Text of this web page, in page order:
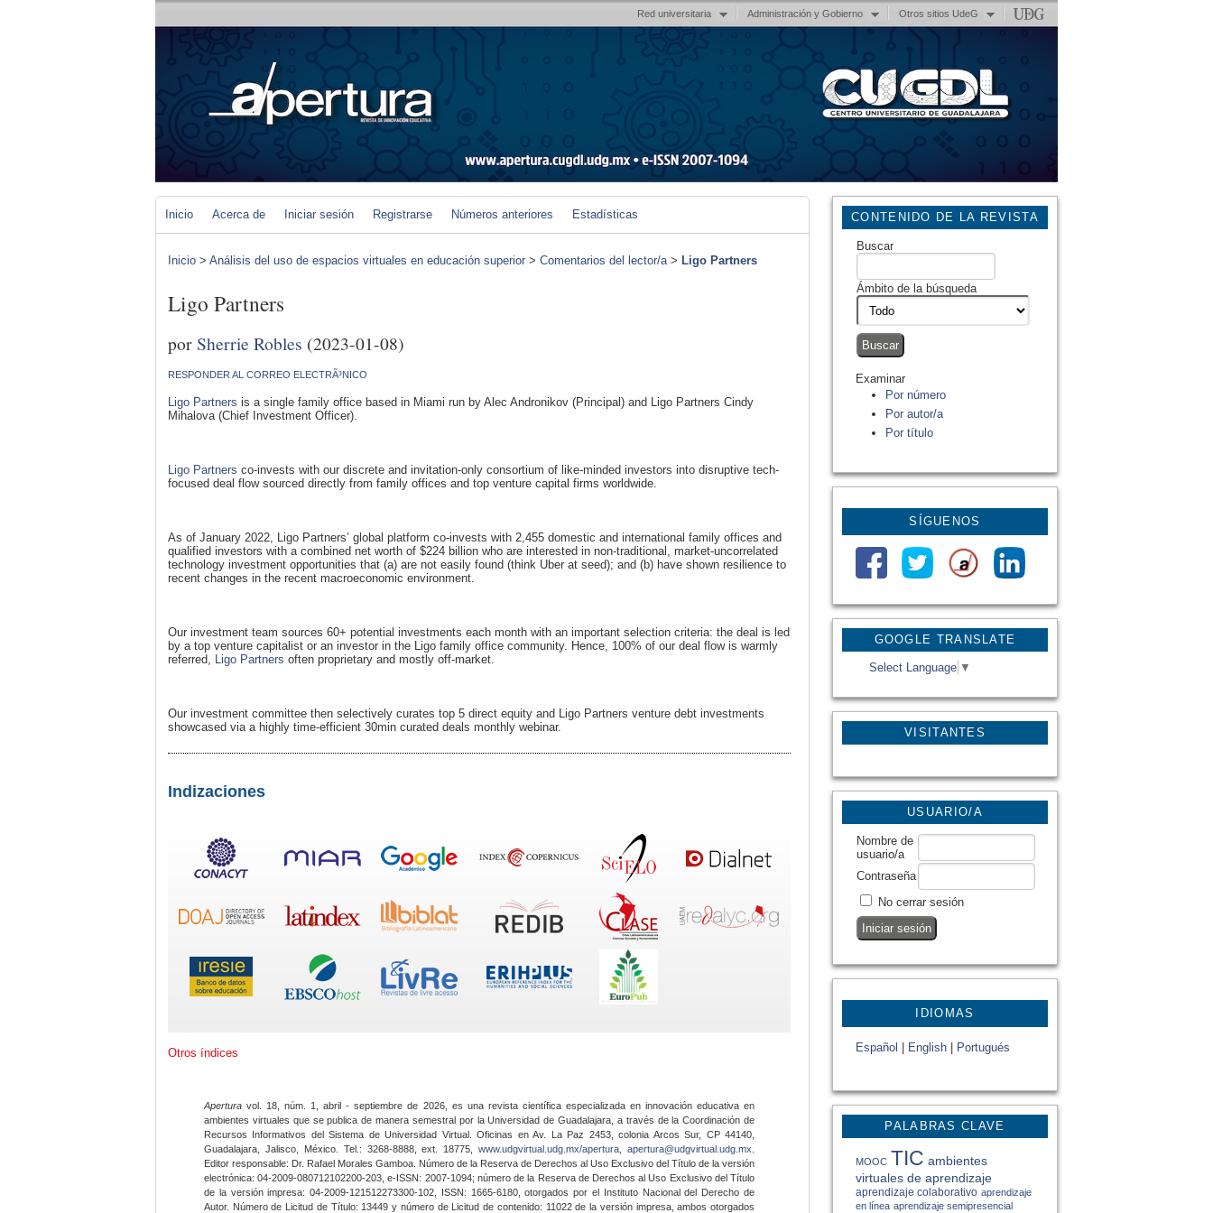
Red universitaria Administración y Gobierno Otros sitios UdeG
GOOGLE TRANSLATE
Select Language ▼
VISITANTES
CONTENIDO DE LA REVISTA
Buscar
Ámbito de la búsqueda
Examinar
Por número
Por autor/a
Por título
SÍGUENOS
USUARIO/A
Nombre de
usuario/a
Contraseña
No cerrar sesión
IDIOMAS
Español English Portugués
PALABRAS CLAVE
MOOC TIC ambientes
virtuales de aprendizaje
aprendizaje colaborativo aprendizaje
en línea aprendizaje semipresencial
Inicio Acerca de Iniciar sesión Registrarse Números anteriores Estadísticas
Inicio > Análisis del uso de espacios virtuales en educación superior > Comentarios del lector/a> Ligo Partners
Ligo Partners
porSherrie Robles (2023-01-08)
RESPONDER AL CORREO ELECTRÃ³NICO
Ligo Partners is a single family office based in Miami run by Alec Andronikov (Principal) and Ligo Partners Cindy
Mihalova (Chief Investment Officer).
Ligo Partners co-invests with our discrete and invitation-only consortium of like-minded investors into disruptive tech-
focused deal flow sourced directly from family offices and top venture capital firms worldwide.
As of January 2022, Ligo Partners’ global platform co-invests with 2,455 domestic and international family offices and
qualified investors with a combined net worth of $224 billion who are interested in non-traditional, market-uncorrelated
technology investment opportunities that (a) are not easily found (think Uber at seed); and (b) have shown resilience to
recent changes in the recent macroeconomic environment.
Our investment team sources 60+ potential investments each month with an important selection criteria: the deal is led
by a top venture capitalist or an investor in the Ligo family office community. Hence, 100% of our deal flow is warmly
referred, Ligo Partners often proprietary and mostly off-market.
Our investment committee then selectively curates top 5 direct equity and Ligo Partners venture debt investments
showcased via a highly time-efficient 30min curated deals monthly webinar.
Indizaciones
Otros índices
Apertura vol. 18, núm. 1, abril - septiembre de 2026, es una revista científica especializada en innovación educativa en
ambientes virtuales que se publica de manera semestral por la Universidad de Guadalajara, a través de la Coordinación de
Recursos Informativos del Sistema de Universidad Virtual. Oficinas en Av. La Paz 2453, colonia Arcos Sur, CP 44140,
Guadalajara, Jalisco, México. Tel.: 3268-8888, ext. 18775,www.udgvirtual.udg.mx/apertura apertura@udgvirtual.udg.mx
Editor responsable: Dr. Rafael Morales Gamboa. Número de la Reserva de Derechos al Uso Exclusivo del Título de la versión
electrónica: 04-2009-080712102200-203, e-ISSN: 2007-1094; número de la Reserva de Derechos al Uso Exclusivo del Título
de la versión impresa: 04-2009-121512273300-102, ISSN: 1665-6180, otorgados por el Instituto Nacional del Derecho de
Autor. Número de Licitud de Título: 13449 y número de Licitud de contenido: 11022 de la versión impresa, ambos otorgados